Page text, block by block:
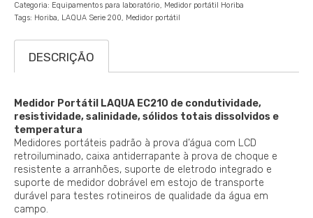
Categoria: Equipamentos para laboratório
Medidor portátil Horiba
Tags: Horiba LAQUA Serie 200 Medidor portátil
DESCRIÇÃO
Medidor Portátil LAQUA EC210 de condutividade,
resistividade, salinidade, sólidos totais dissolvidos e
temperatura
Medidores portáteis padrão à prova d’água com LCD
retroiluminado, caixa antiderrapante à prova de choque e
resistente a arranhões, suporte de eletrodo integrado e
suporte de medidor dobrável em estojo de transporte
durável para testes rotineiros de qualidade da água em
campo.